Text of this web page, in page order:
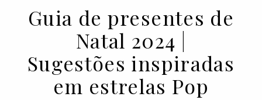
Guia de presentes de
Natal 2024 |
Sugestões inspiradas
em estrelas Pop